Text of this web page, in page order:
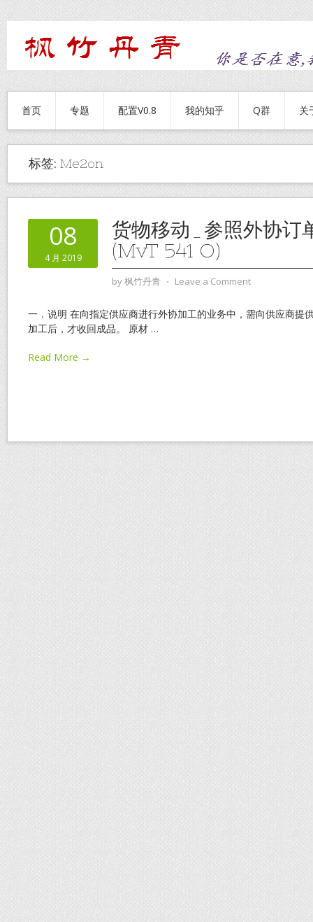
首页 专题 配置V0.8 我的知乎 Q群 关
标签: Me2on
08
4 月 2019
货物移动_参照外协订
(MvT 541 O)
by枫竹丹青 ⋅ Leave a Comment
一．说明 在向指定供应商进行外协加工的业务中，需向供应商提
加工后，才收回成品。 原材 …
Read More →